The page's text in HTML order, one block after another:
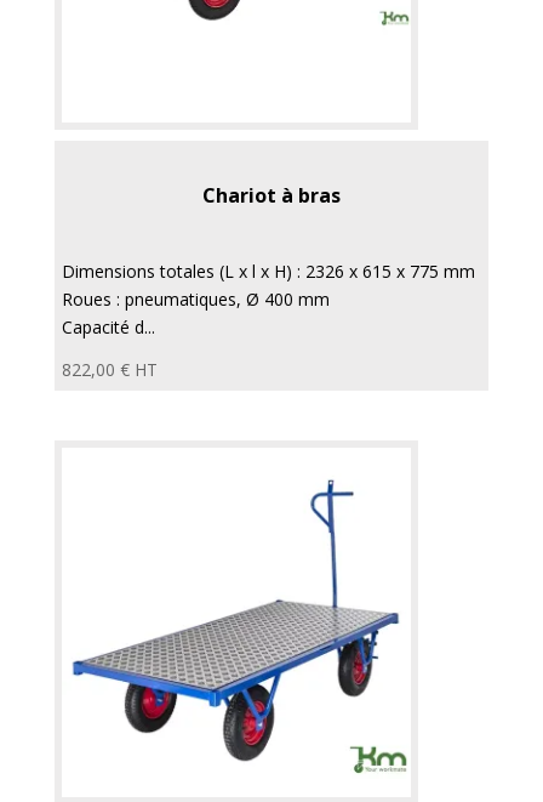
Chariot à bras
Dimensions totales (L x l x H) : 2326 x 615 x 775 mm
Roues : pneumatiques, Ø 400 mm
Capacité d...
822,00 € HT